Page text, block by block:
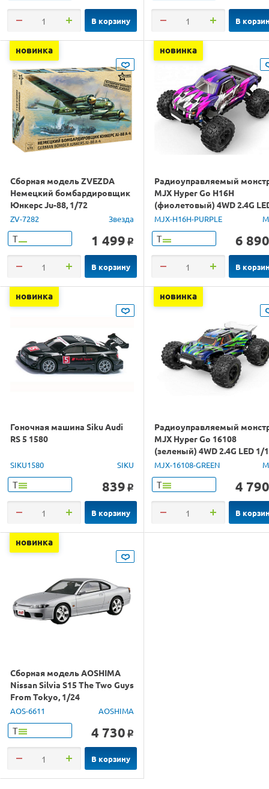
В корзину В
новинка
Сборная модель ZVEZDA
Немецкий бомбардировщик
Юнкерс Ju-88, 1/72
ZV-7282 Звезда
Т 1 499 o
В корзину
новинка
Радиоуправляемый
MJX Hyper Go H16H
(фиолетовый) 4WD 2.4G
GPS 1/16 RTR
MJX-H16H-PURPLE
Т 6 890
В
новинка
Гоночная машина Siku Audi
RS 5 1580
SIKU1580 SIKU
Т 839 o
В корзину
новинка
Радиоуправляемый
MJX Hyper Go 16108
(зеленый) 4WD 2.4G LED 1/
RTR
MJX-16108-GREEN
Т 4 790
В
новинка
Сборная модель AOSHIMA
Nissan Silvia S15 The Two Guys
From Tokyo, 1/24
AOS-6611 AOSHIMA
Т 4 730 o
В корзину